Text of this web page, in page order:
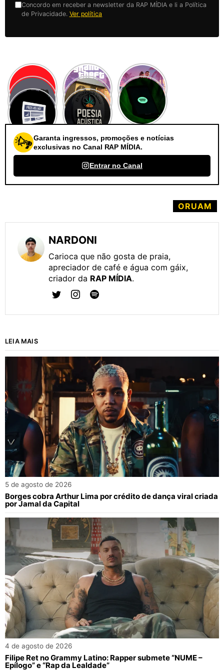
Concordo em receber a newsletter da RAP MÍDIA e li a Política
de Privacidade. Ver política
Garanta ingressos, promoções e notícias
exclusivas no Canal RAP MÍDIA.
Entrar no Canal
ORUAM
NARDONI
Carioca que não gosta de praia,
apreciador de café e água com gáix,
criador da RAP MÍDIA.
LEIA MAIS
5 de agosto de 2026
Borges cobra Arthur Lima por crédito de dança viral criada
por Jamal da Capital
4 de agosto de 2026
Filipe Ret no Grammy Latino: Rapper submete “NUME –
Epílogo” e “Rap da Lealdade”